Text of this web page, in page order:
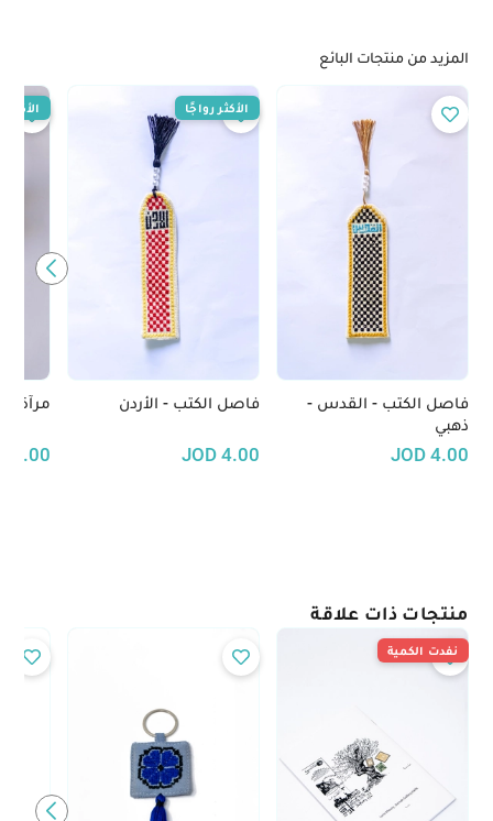
المزيد من منتجات البائع
فاصل الكتب - القدس -
ذهبي
4.00
JOD
فاصل الكتب - الأردن
4.00
JOD
الأكثر رواجًا
مرآة
6.00
الأكثر
منتجات ذات علاقة
نفدت الكمية